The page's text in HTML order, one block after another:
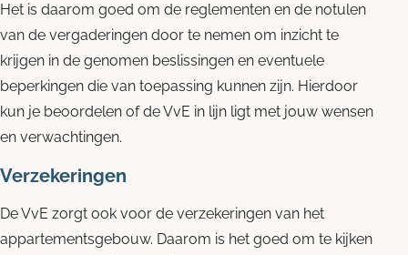
Het is daarom goed om de reglementen en de notulen
van de vergaderingen door te nemen om inzicht te
krijgen in de genomen beslissingen en eventuele
beperkingen die van toepassing kunnen zijn. Hierdoor
kun je beoordelen of de VvE in lijn ligt met jouw wensen
en verwachtingen.
Verzekeringen
De VvE zorgt ook voor de verzekeringen van het
appartementsgebouw. Daarom is het goed om te kijken